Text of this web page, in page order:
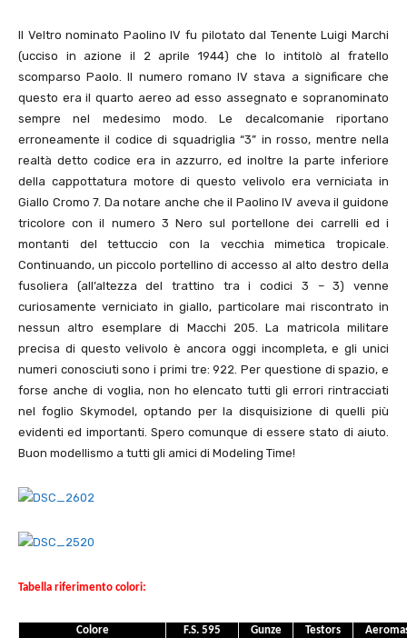
Il Veltro nominato Paolino IV fu pilotato dal Tenente Luigi Marchi
(ucciso in azione il 2 aprile 1944) che lo intitolò al fratello
scomparso Paolo. Il numero romano IV stava a significare che
questo era il quarto aereo ad esso assegnato e sopranominato
sempre nel medesimo modo. Le decalcomanie riportano
erroneamente il codice di squadriglia “3” in rosso, mentre nella
realtà detto codice era in azzurro, ed inoltre la parte inferiore
della cappottatura motore di questo velivolo era verniciata in
Giallo Cromo 7. Da notare anche che il Paolino IV aveva il guidone
tricolore con il numero 3 Nero sul portellone dei carrelli ed i
montanti del tettuccio con la vecchia mimetica tropicale.
Continuando, un piccolo portellino di accesso al alto destro della
fusoliera (all’altezza del trattino tra i codici 3 – 3) venne
curiosamente verniciato in giallo, particolare mai riscontrato in
nessun altro esemplare di Macchi 205. La matricola militare
precisa di questo velivolo è ancora oggi incompleta, e gli unici
numeri conosciuti sono i primi tre: 922. Per questione di spazio, e
forse anche di voglia, non ho elencato tutti gli errori rintracciati
nel foglio Skymodel, optando per la disquisizione di quelli più
evidenti ed importanti. Spero comunque di essere stato di aiuto.
Buon modellismo a tutti gli amici di Modeling Time!
Tabella riferimento colori:
Colore
F.S. 595
Gunze Testors